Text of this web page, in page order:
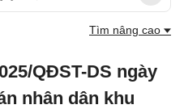
Tìm nâng cao
QĐST-DS ngày
nhân dân khu